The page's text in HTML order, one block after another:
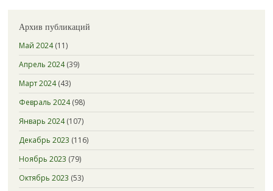
Архив публикаций
Май 2024(11)
Апрель 2024(39)
Март 2024(43)
Февраль 2024(98)
Январь 2024(107)
Декабрь 2023 (116)
Ноябрь 2023 (79)
Октябрь 2023 (53)